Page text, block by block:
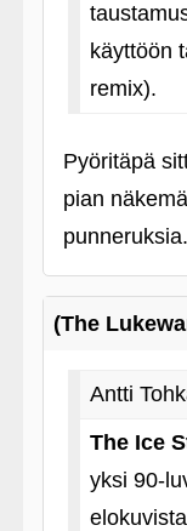
käyttöön
remix).
Pyöritäpä
pian
punneruksia.
(The
Antti
The Ice
yksi 90-